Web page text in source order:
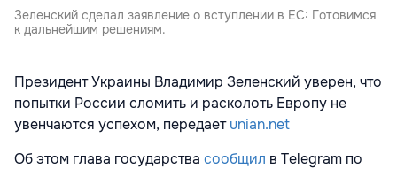
Зеленский сделал заявление о вступлении в ЕС: Готовимся
к дальнейшим решениям.
Президент Украины Владимир Зеленский уверен, что
попытки России сломить и расколоть Европу не
увенчаются успехом, передаетunian.net
Об этом глава государства сообщил в Telegram по